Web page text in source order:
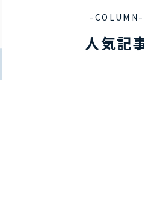
-COLUMN-
人気記